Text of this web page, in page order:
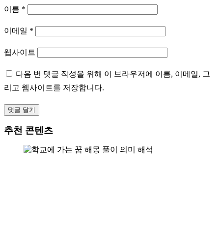
이름 *
이메일 *
웹사이트
다음 번 댓글 작성을 위해 이 브라우저에 이름, 이메일, 그
리고 웹사이트를 저장합니다.
추천 콘텐츠